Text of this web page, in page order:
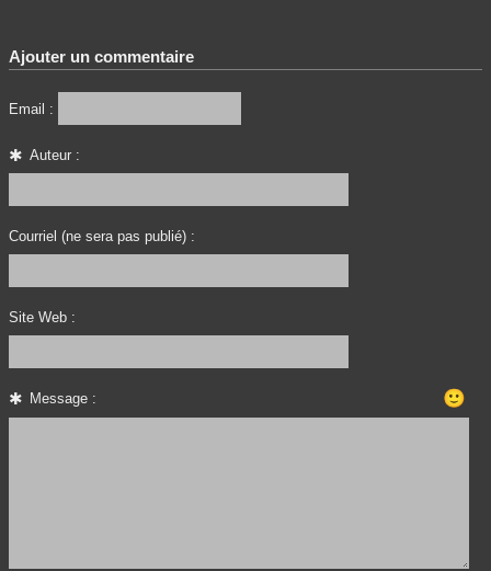
Ajouter un commentaire
Email :
Auteur :
Courriel (ne sera pas publié) :
Site Web :
Message : 🙂